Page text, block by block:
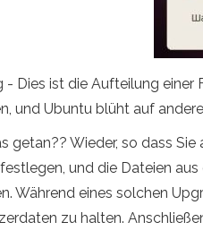
- Dies ist die Aufteilung
und Ubuntu blüht auf
getan?? Wieder, so dass
und die Dateien
Während eines solchen
zu halten.